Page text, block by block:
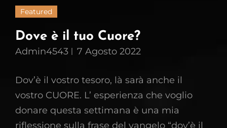
Featured
Dove è il tuo Cuore?
Admin4543 7 Agosto 2022
Dov’è il vostro tesoro, là sarà anche il
vostro CUORE. L’ esperienza che voglio
donare questa settimana è una mia
riflessione sulla frase del vangelo “dov’è il